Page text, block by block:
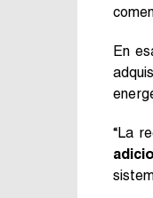
En
“La